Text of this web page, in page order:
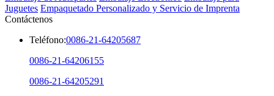
Juguetes Empaquetado Personalizado y Servicio de Imprenta
Contáctenos
Teléfono:0086-21-64205687
0086-21-64206155
0086-21-64205291